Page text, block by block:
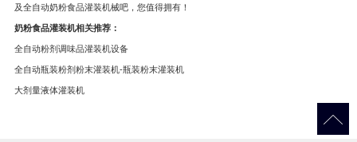
及全自动奶粉食品灌装机械吧，您值得拥有！
奶粉食品灌装机相关推荐：
全自动粉剂调味品灌装机设备
全自动瓶装粉剂粉末灌装机-瓶装粉末灌装机
大剂量液体灌装机